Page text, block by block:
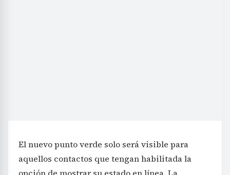
El nuevo punto verde solo será visible para
aquellos contactos que tengan habilitada la